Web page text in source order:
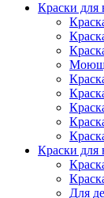
Краски для
Краски для
Для